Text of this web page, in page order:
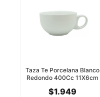
Taza Te Porcelana Blanco
Redondo 400Cc 11X6cm
$1.949